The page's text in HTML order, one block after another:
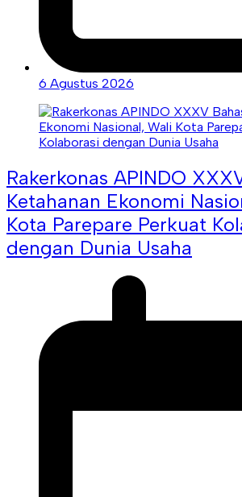
6 Agustus 2026
Rakerkonas APINDO
Ketahanan Ekonomi
Kota Parepare Perkuat
dengan Dunia Usaha